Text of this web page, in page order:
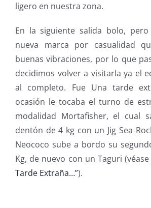
ligero en nuestra zona.
En la siguiente salida bolo,
nueva marca por casualidad
buenas vibraciones, por lo que
decidimos volver a visitarla ya el
al completo. Fue Una tarde
ocasión le tocaba el turno de
modalidad Mortafisher, el cual
dentón de 4 kg con un Jig Sea
Neococo sube a bordo su
Kg, de nuevo con un Taguri
Tarde Extraña…”).